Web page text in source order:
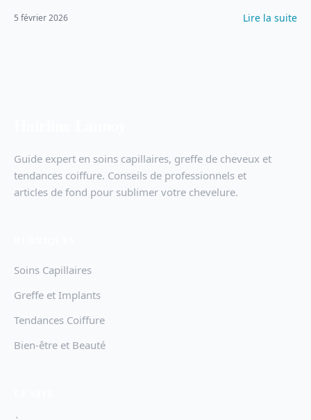
5 février 2026 Lire la suite
Guide expert en soins capillaires, greffe de cheveux et
tendances coiffure. Conseils de professionnels et
articles de fond pour sublimer votre chevelure.
Soins Capillaires
Greffe et Implants
Tendances Coiffure
Bien-être et Beauté